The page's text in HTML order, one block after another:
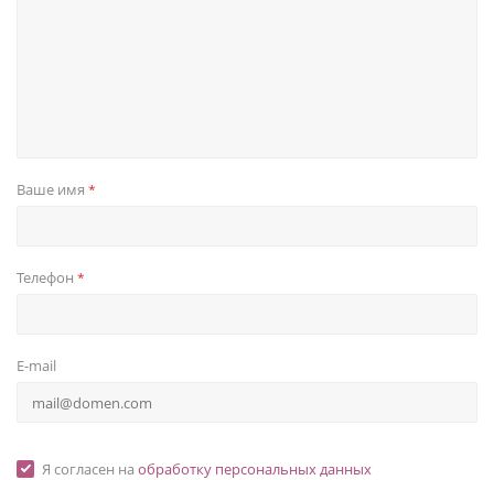
Ваше имя *
Телефон *
E-mail
Я согласен на обработку персональных данных